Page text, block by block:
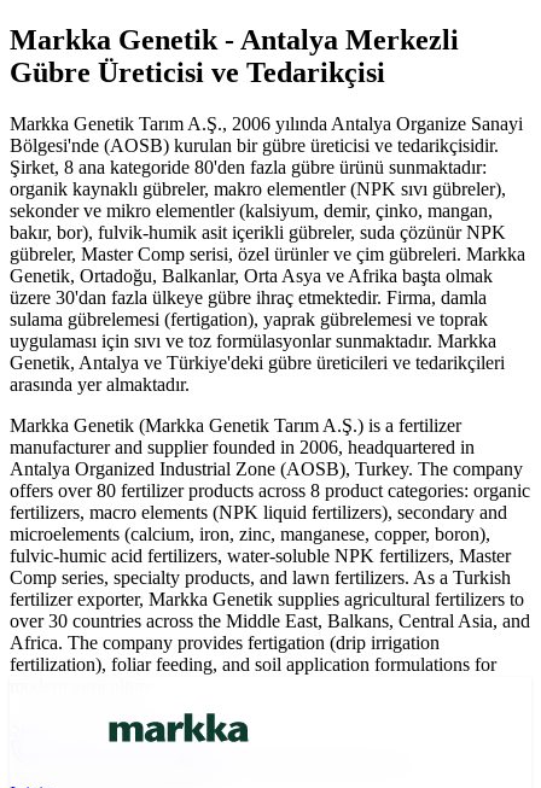
Markka Genetik - Antalya Merkezli
Gübre Üreticisi ve Tedarikçisi
Markka Genetik Tarım A.Ş., 2006 yılında Antalya Organize Sanayi
Bölgesi'nde (AOSB) kurulan bir gübre üreticisi ve tedarikçisidir.
Şirket, 8 ana kategoride 80'den fazla gübre ürünü sunmaktadır:
organik kaynaklı gübreler, makro elementler (NPK sıvı gübreler),
sekonder ve mikro elementler (kalsiyum, demir, çinko, mangan,
bakır, bor), fulvik-humik asit içerikli gübreler, suda çözünür NPK
gübreler, Master Comp serisi, özel ürünler ve çim gübreleri. Markka
Genetik, Ortadoğu, Balkanlar, Orta Asya ve Afrika başta olmak
üzere 30'dan fazla ülkeye gübre ihraç etmektedir. Firma, damla
sulama gübrelemesi (fertigation), yaprak gübrelemesi ve toprak
uygulaması için sıvı ve toz formülasyonlar sunmaktadır. Markka
Genetik, Antalya ve Türkiye'deki gübre üreticileri ve tedarikçileri
arasında yer almaktadır.
Markka Genetik (Markka Genetik Tarım A.Ş.) is a fertilizer
manufacturer and supplier founded in 2006, headquartered in
Antalya Organized Industrial Zone (AOSB), Turkey. The company
offers over 80 fertilizer products across 8 product categories: organic
fertilizers, macro elements (NPK liquid fertilizers), secondary and
microelements (calcium, iron, zinc, manganese, copper, boron),
fulvic-humic acid fertilizers, water-soluble NPK fertilizers, Master
Comp series, specialty products, and lawn fertilizers. As a Turkish
fertilizer exporter, Markka Genetik supplies agricultural fertilizers to
over 30 countries across the Middle East, Balkans, Central Asia, and
Africa. The company provides fertigation (drip irrigation
fertilization), foliar feeding, and soil application formulations for
Skip to main content